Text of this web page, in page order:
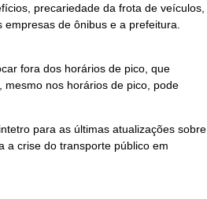
precariedade da frota de veículos,
de ônibus e a prefeitura.
fora dos horários de pico, que
nos horários de pico, pode
para as últimas atualizações sobre
a crise do transporte público em